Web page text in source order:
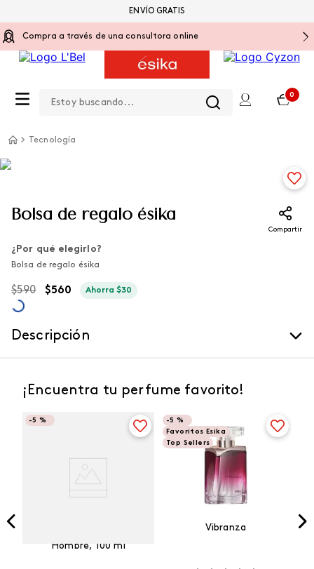
Compra a través de una consultora online
0
ENVÍO GRATIS
Tecnología
Bolsa de regalo ésika
Compartir
¿Por qué elegirlo?
Bolsa de regalo ésika
$590 $560 Ahorra $30
Descripción
¡Encuentra tu perfume favorito!
-5 %
Hombre, 100 ml
-5 %
Favoritos Esika
Top Sellers
Vibranza